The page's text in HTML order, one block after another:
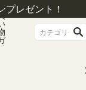
レゼント！
イ
ボード ナチュラルブラ